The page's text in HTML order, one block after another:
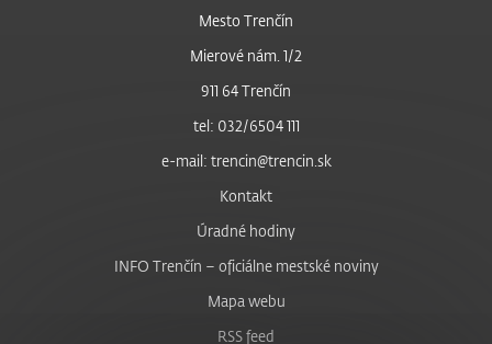
Mesto Trenčín
Mierové nám. 1/2
911 64 Trenčín
tel: 032/6504 111
e-mail: trencin@trencin.sk
Kontakt
Úradné hodiny
INFO Trenčín – oficiálne mestské noviny
Mapa webu
RSS feed